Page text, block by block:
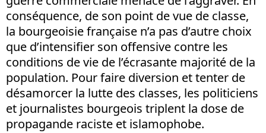
conséquence, de son point de vue de classe,
la bourgeoisie française n’a pas d’autre choix
que d’intensifier son offensive contre les
conditions de vie de l’écrasante majorité de la
population. Pour faire diversion et tenter de
désamorcer la lutte des classes, les politiciens
et journalistes bourgeois triplent la dose de
propagande raciste et islamophobe.